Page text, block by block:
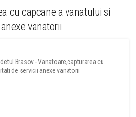
cu capcane a vanatului si
vanatorii
Brasov - Vanatoare,capturarea cu
de servicii anexe vanatorii